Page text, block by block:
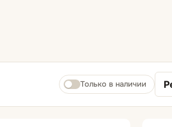
Только в наличии